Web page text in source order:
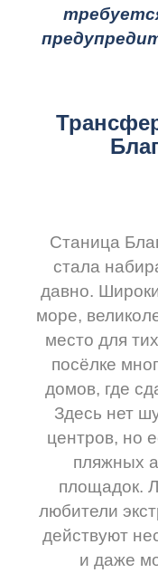
Станица
стала
давно.
море,
место для
посёлке
домов, где
Здесь нет
центров, но
пляжных
площадок.
любители
действуют
и даже